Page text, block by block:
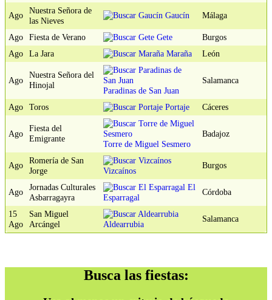
Ago
Nuestra Señora de
las Nieves
Gaucín Málaga
Ago Fiesta de Verano Gete
Burgos
Ago
La Jara Maraña León
Ago
Nuestra Señora del
Hinojal
Paradinas de San Juan
Salamanca
Ago Toros Portaje Cáceres
Ago
Fiesta del
Emigrante
Torre de Miguel Sesmero
Badajoz
Ago
Romería de San
Jorge
Vizcaínos
Burgos
Ago
Jornadas Culturales
Asbarragayra
El
Esparragal
Córdoba
15
Ago
San Miguel
Arcángel
Aldearrubia
Salamanca
Busca las fiestas: